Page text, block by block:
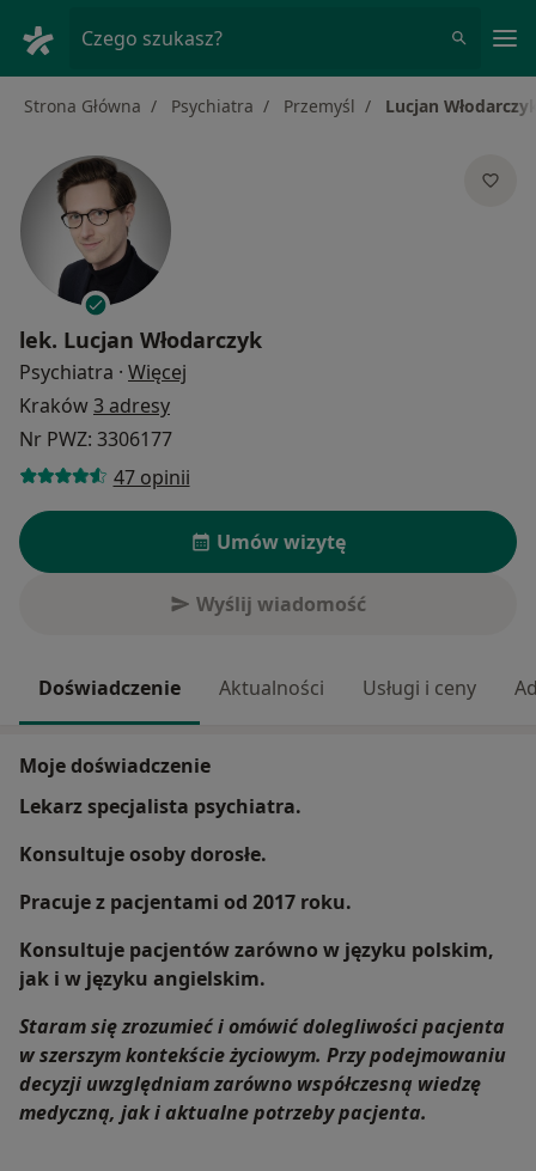
Czego szukasz?
Strona Główna Psychiatra Przemyśl Lucjan
lek. Lucjan Włodarczyk
Psychiatra · Więcej
Kraków3 adresy
Nr PWZ: 3306177
47 opinii
Umów wizytę
Wyślij wiadomość
Doświadczenie Aktualności Usługi i ceny
Moje doświadczenie
Lekarz specjalista psychiatra.
Konsultuje osoby dorosłe.
Pracuje z pacjentami od 2017 roku.
Konsultuje pacjentów zarówno w języku polskim,
jak i w języku angielskim.
Staram się zrozumieć i omówić dolegliwości pacjenta
w szerszym kontekście życiowym. Przy podejmowaniu
decyzji uwzględniam zarówno współczesną wiedzę
medyczną, jak i aktualne potrzeby pacjenta.